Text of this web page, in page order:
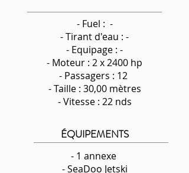
- Fuel : -
-Tirant d'eau : -
- Equipage : -
- Moteur : 2 x 2400 hp
- Passagers : 12
- Taille : 30,00 mètres
- Vitesse : 22 nds
ÉQUIPEMENTS
- 1 annexe
- SeaDoo Jetski